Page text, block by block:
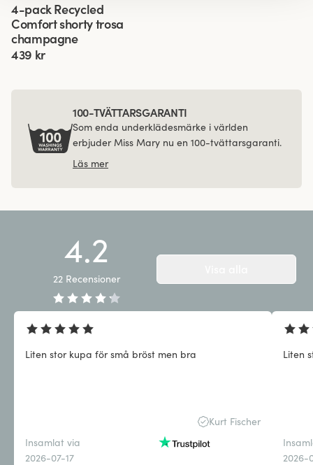
4-pack Recycled
Comfort shorty trosa
champagne
439 kr
100-TVÄTTARSGARANTI
Som enda underklädesmärke i världen
erbjuder Miss Mary nu en 100-tvättarsgaranti.
Läs mer
4.2
22 Recensioner
Liten stor kupa för små bröst men bra
Kurt Fischer
Insamlat via
2026-07-17
Liten
2026-